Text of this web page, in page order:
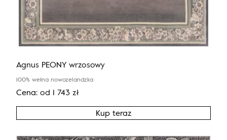
Agnus PEONY wrzosowy
100% wełna nowozelandzka
Cena: od 1 743 zł
Kup teraz